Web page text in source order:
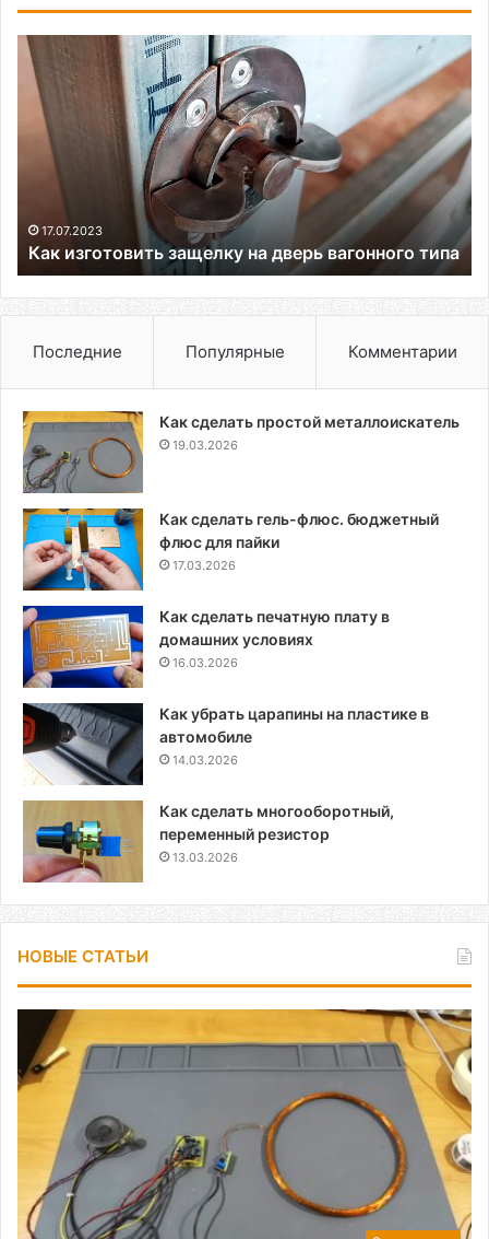
Как
изготовить
защелку
дверь
вагонного
17.07.2023
Как изготовить защелку на дверь вагонного типа
Последние Популярные Комментарии
Как сделать простой металлоискатель
19.03.2026
Как сделать гель-флюс. бюджетный
флюс для пайки
17.03.2026
Как сделать печатную плату в
домашних условиях
16.03.2026
Как убрать царапины на пластике в
автомобиле
14.03.2026
Как сделать многооборотный,
переменный резистор
13.03.2026
НОВЫЕ СТАТЬИ